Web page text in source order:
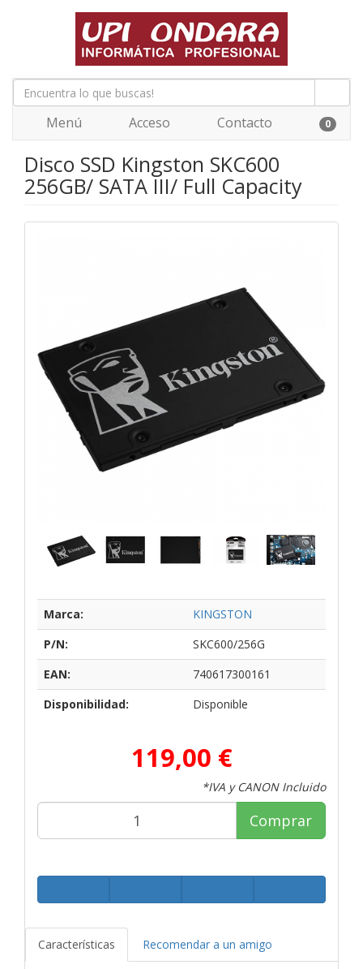
Menú Acceso Contacto 0
Disco SSD Kingston SKC600
256GB/ SATA III/ Full Capacity
Marca:
KINGSTON
P/N:
SKC600/256G
EAN:
740617300161
Disponibilidad:
Disponible
119,00 €
*IVA y CANON Incluido
Comprar
Características Recomendar a un amigo